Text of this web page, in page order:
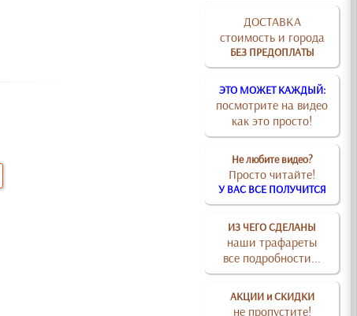
ДОСТАВКА
стоимость и города
БЕЗ ПРЕДОПЛАТЫ
ЭТО МОЖЕТ КАЖДЫЙ:
посмотрите на видео
как это просто!
Не любите видео?
Просто читайте!
У ВАС ВСЕ ПОЛУЧИТСЯ
ИЗ ЧЕГО СДЕЛАНЫ
наши трафареты
все подробности...
АКЦИИ и СКИДКИ
не пропустите!